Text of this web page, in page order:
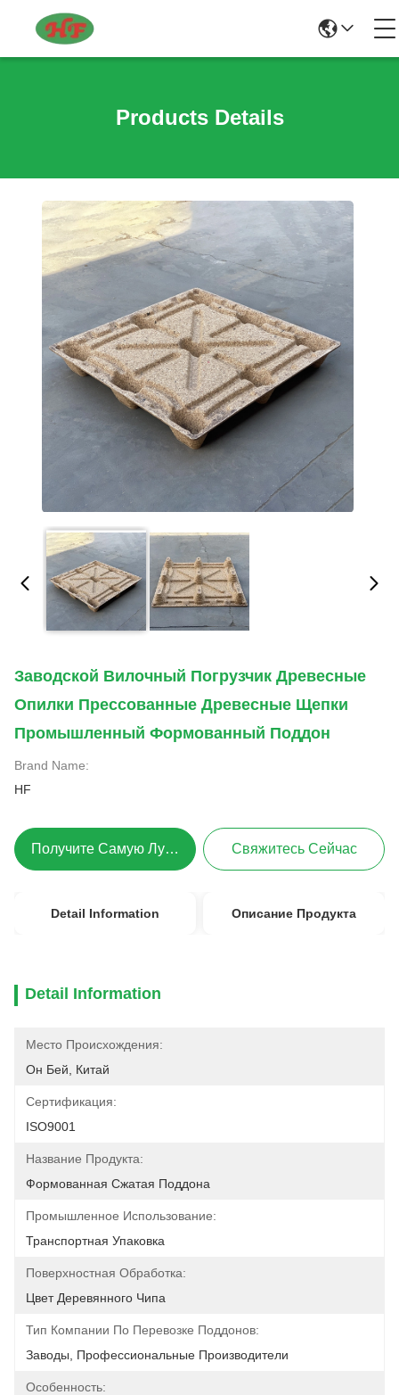
Products Details
Заводской Вилочный Погрузчик Древесные
Опилки Прессованные Древесные Щепки
Промышленный Формованный Поддон
Brand Name:
HF
Получите Самую Лучшую ЦенуСвяжитесь Сейчас
Detail Information Описание Продукта
Detail Information
Место Происхождения:
Он Бей, Китай
Сертификация:
ISO9001
Название Продукта:
Формованная Сжатая Поддона
Промышленное Использование:
Транспортная Упаковка
Поверхностная Обработка:
Цвет Деревянного Чипа
Тип Компании По Перевозке Поддонов:
Заводы, Профессиональные Производители
Особенность: